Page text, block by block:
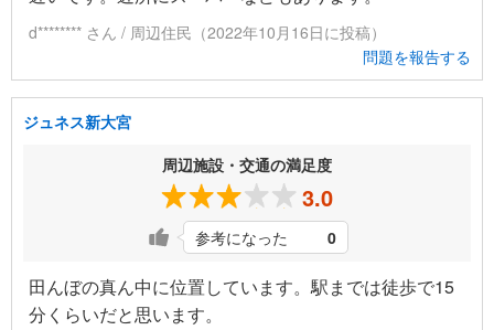
d******** さん / 周辺住民（2022年10月16日に投稿）
問題を報告する
ジュネス新大宮
周辺施設・交通の満足度
3.0
参考になった 0
田んぼの真ん中に位置しています。駅までは徒歩で15
分くらいだと思います。